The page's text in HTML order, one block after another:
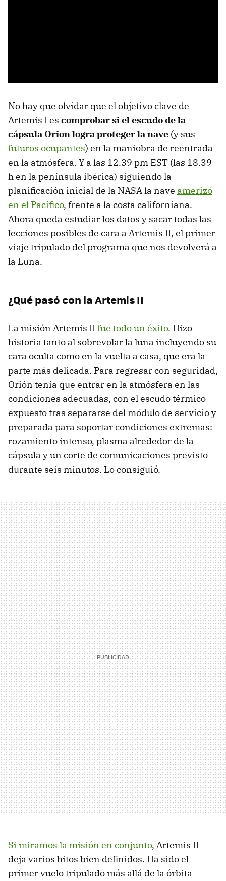
No hay que olvidar que el objetivo clave de
Artemis I es comprobar si el escudo de la
cápsula Orion logra proteger la nave (y sus
futuros ocupantes) en la maniobra de reentrada
en la atmósfera. Y a las 12.39 pm EST (las 18.39
h en la península ibérica) siguiendo la
planificación inicial de la NASA la nave amerizó
en el Pacífico, frente a la costa californiana.
Ahora queda estudiar los datos y sacar todas las
lecciones posibles de cara a Artemis II, el primer
viaje tripulado del programa que nos devolverá a
la Luna.
¿Qué pasó con la Artemis II
La misión Artemis IIfue todo un éxito. Hizo
historia tanto al sobrevolar la luna incluyendo su
cara oculta como en la vuelta a casa, que era la
parte más delicada. Para regresar con seguridad,
Orión tenía que entrar en la atmósfera en las
condiciones adecuadas, con el escudo térmico
expuesto tras separarse del módulo de servicio y
preparada para soportar condiciones extremas:
rozamiento intenso, plasma alrededor de la
cápsula y un corte de comunicaciones previsto
durante seis minutos. Lo consiguió.
Si miramos la misión en conjunto, Artemis II
deja varios hitos bien definidos. Ha sido el
primer vuelo tripulado más allá de la órbita